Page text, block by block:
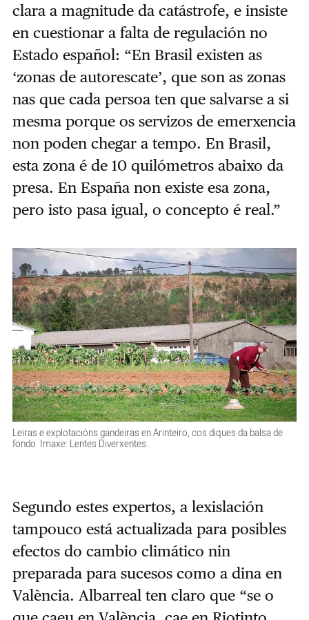
clara a magnitude da catástrofe, e insiste
en cuestionar a falta de regulación no
Estado español: “En Brasil existen as
‘zonas de autorescate’, que son as zonas
nas que cada persoa ten que salvarse a si
mesma porque os servizos de emerxencia
non poden chegar a tempo. En Brasil,
esta zona é de 10 quilómetros abaixo da
presa. En España non existe esa zona,
pero isto pasa igual, o concepto é real.”
Leiras e explotacións gandeiras en Arinteiro, cos diques da balsa de
fondo. Imaxe: Lentes Diverxentes.
Segundo estes expertos, a lexislación
tampouco está actualizada para posibles
efectos do cambio climático nin
preparada para sucesos como a dina en
València. Albarreal ten claro que “se o